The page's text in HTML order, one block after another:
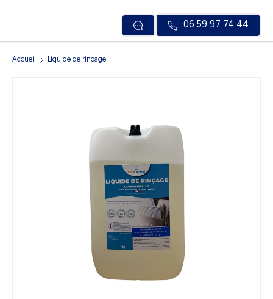
06 59 97 74 44
Accueil Liquide de rinçage